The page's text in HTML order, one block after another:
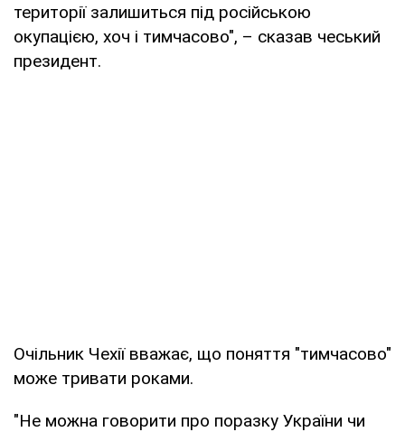
території залишиться під російською
окупацією, хоч і тимчасово", – сказав чеський
президент.
Очільник Чехії вважає, що поняття "тимчасово"
може тривати роками.
"Не можна говорити про поразку України чи